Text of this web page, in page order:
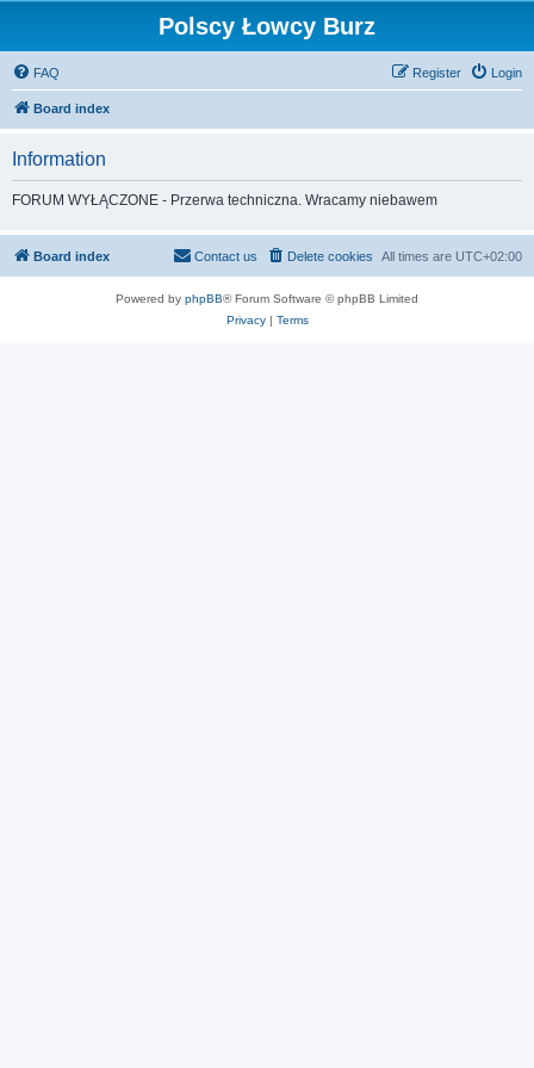
Polscy Łowcy Burz
FAQ Login
Register
Board index
Information
FORUM WYŁĄCZONE - Przerwa techniczna. Wracamy niebawem
Board index All times are UTC+02:00
Delete cookies
Contact us
Powered by phpBB® Forum Software © phpBB Limited
Privacy| Terms